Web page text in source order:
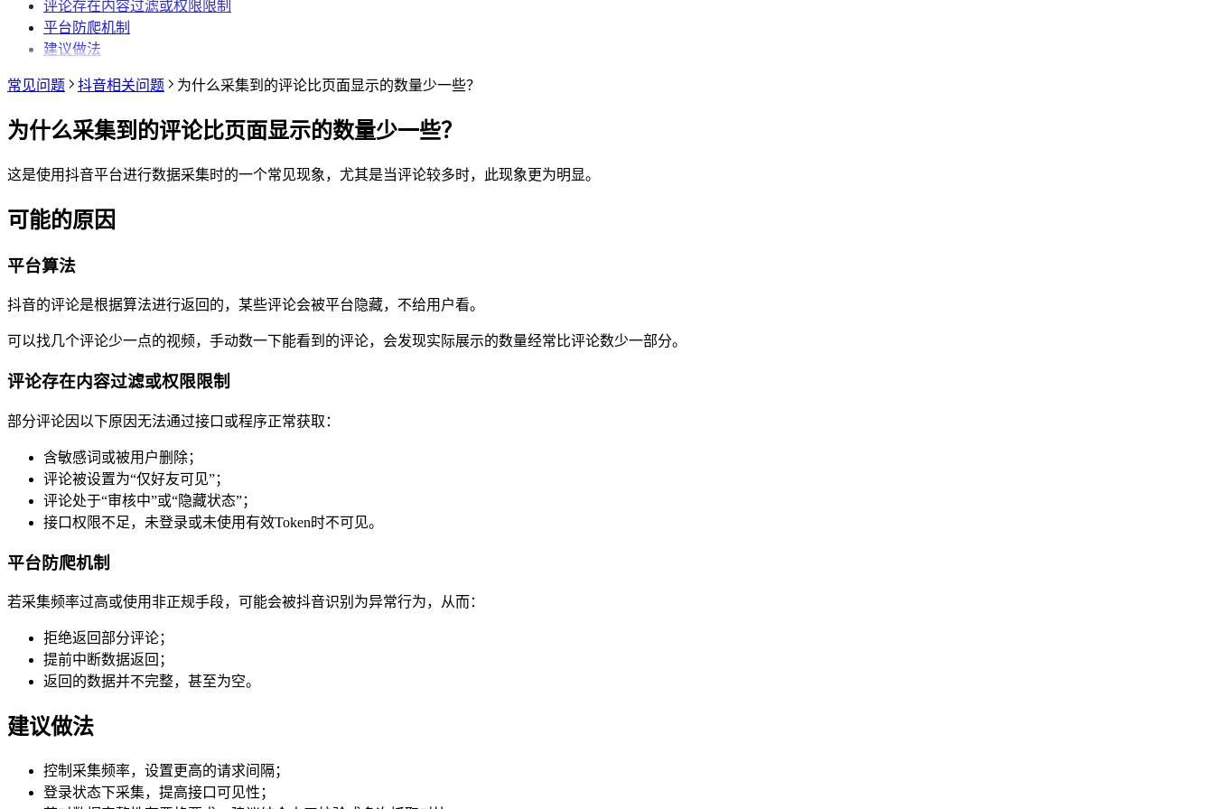
采集评论数据
评论存在内容过滤或权限限制
平台防爬机制
建议做法
常见问题 抖音相关问题 为什么采集到的评论比页面显示的数量少一些？
为什么采集到的评论比页面显示的数量少一些？
这是使用抖音平台进行数据采集时的一个常见现象，尤其是当评论较多时，此现象更为明显。
可能的原因
平台算法
抖音的评论是根据算法进行返回的，某些评论会被平台隐藏，不给用户看。
可以找几个评论少一点的视频，手动数一下能看到的评论，会发现实际展示的数量经常比评论数少一部分。
评论存在内容过滤或权限限制
部分评论因以下原因无法通过接口或程序正常获取：
含敏感词或被用户删除；
评论被设置为“仅好友可见”；
评论处于“审核中”或“隐藏状态”；
接口权限不足，未登录或未使用有效Token时不可见。
平台防爬机制
若采集频率过高或使用非正规手段，可能会被抖音识别为异常行为，从而：
拒绝返回部分评论；
提前中断数据返回；
返回的数据并不完整，甚至为空。
建议做法
控制采集频率，设置更高的请求间隔；
登录状态下采集，提高接口可见性；